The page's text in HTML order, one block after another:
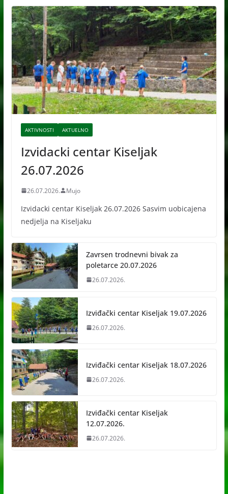
v
e
AKTIVNOSTI AKTUELNO
Izvidacki centar Kiseljak
26.07.2026
26.07.2026. Mujo
Izvidacki centar Kiseljak 26.07.2026 Sasvim uobicajena
nedjelja na Kiseljaku
Zavrsen trodnevni bivak za
poletarce 20.07.2026
26.07.2026.
Izviđački centar Kiseljak 19.07.2026
26.07.2026.
Izviđački centar Kiseljak 18.07.2026
26.07.2026.
Izviđački centar Kiseljak
12.07.2026.
26.07.2026.